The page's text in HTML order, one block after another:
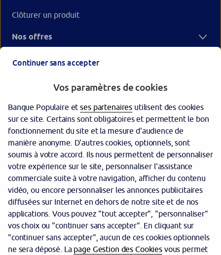
Clôturer un produit
Nos offres
Garantie des dépôts
Protection des données personnelles
Politique cookies
Sécurité
Tarifs
Mentions légales
Continuer sans accepter
Vos paramètres de cookies
Banque Populaire etses partenaires utilisent des cookies
sur ce site. Certains sont obligatoires et permettent le bon
fonctionnement du site et la mesure d'audience de
manière anonyme. D'autres cookies, optionnels, sont
soumis à votre accord. Ils nous permettent de personnaliser
votre expérience sur le site, personnaliser l'assistance
commerciale suite à votre navigation, afficher du contenu
vidéo, ou encore personnaliser les annonces publicitaires
diffusées sur Internet en dehors de notre site et de nos
applications. Vous pouvez "tout accepter", "personnaliser"
vos choix ou "continuer sans accepter". En cliquant sur
"continuer sans accepter", aucun de ces cookies optionnels
ne sera déposé. La page Gestion des Cookiesvous permet